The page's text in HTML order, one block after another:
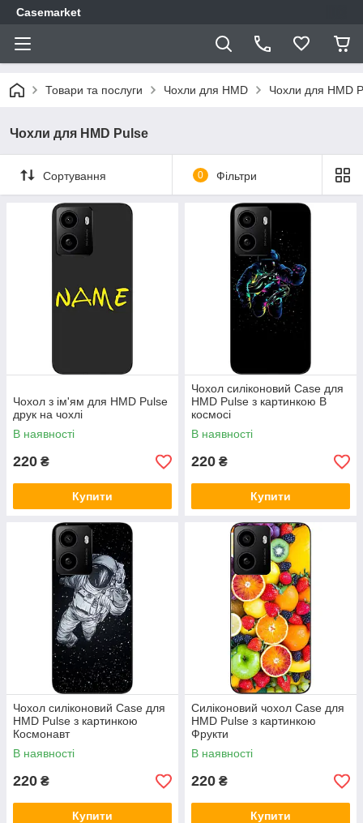
Casemarket
Товари та послуги Чохли для HMD Чохли для HMD
Чохли для HMD Pulse
Сортування 0 Фільтри
Чохол з ім'ям для HMD Pulse
друк на чохлі
В наявності
220 ₴
Купити
Чохол силіконовий Case для
HMD Pulse з картинкою В
космосі
В наявності
220 ₴
Купити
Чохол силіконовий Case для
HMD Pulse з картинкою
Космонавт
В наявності
220 ₴
Купити
Силіконовий чохол Case для
HMD Pulse з картинкою
Фрукти
В наявності
220 ₴
Купити